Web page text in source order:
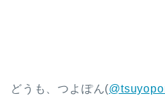
どうも、つよぽん(